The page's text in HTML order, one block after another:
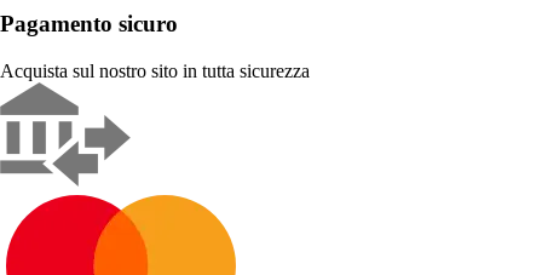
Pagamento sicuro
Acquista sul nostro sito in tutta sicurezza